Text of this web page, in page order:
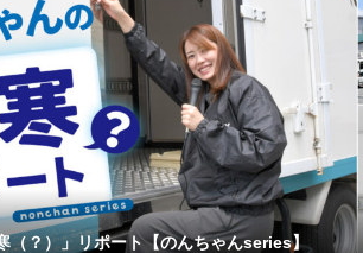
（？）」リポート【のんちゃんseries】